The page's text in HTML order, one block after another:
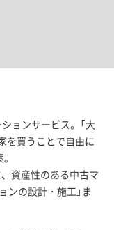
ョンサービス。「大
を買うことで自由に
資産性のある中古マ
ンの設計・施工」ま